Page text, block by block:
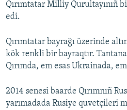
Qırımtatar Milliy Qurultayınıñ
edi.
Qırımtatar bayrağı üzerinde
kök renkli bir bayraqtır.
Qırımda, em esas Ukrainada,
2014 senesi baarde Qırımnıñ
yarımadada Rusiye quvetçileri